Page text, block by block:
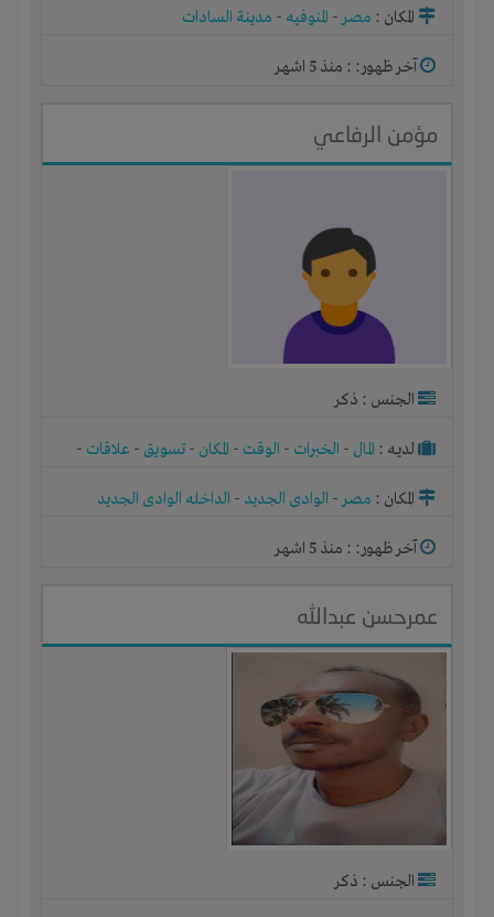
المكان : مصر- المنوفيه - مدينة السادات
آخر ظهور: : منذ 5 اشهر
مؤمن الرفاعي
الجنس : ذكر
لديـه : المال - الخبرات - الوقت - المكان - تسويق - علاقات -
المكان : مصر- الوادى الجديد - الداخله الوادى الجديد
آخر ظهور: : منذ 5 اشهر
عمرحسن عبدالله
الجنس : ذكر